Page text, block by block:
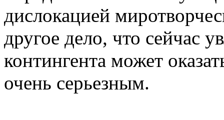
дислокацией
другое дело, что сейчас
контингента может
очень серьезным.